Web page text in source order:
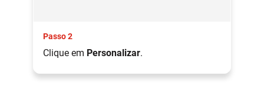
Passo 2
Clique em Personalizar.